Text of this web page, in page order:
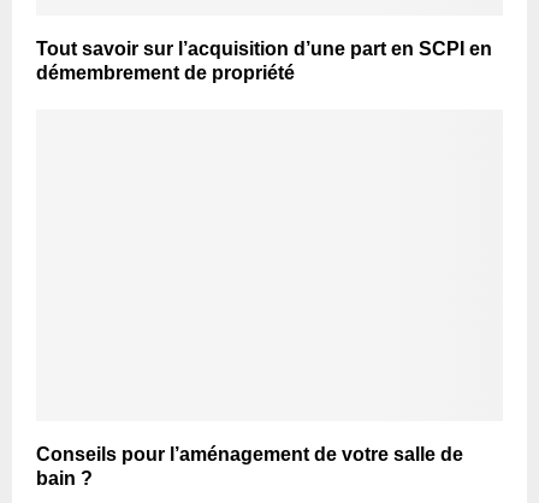
Tout savoir sur l’acquisition d’une part en SCPI en
démembrement de propriété
Conseils pour l’aménagement de votre salle de
bain ?